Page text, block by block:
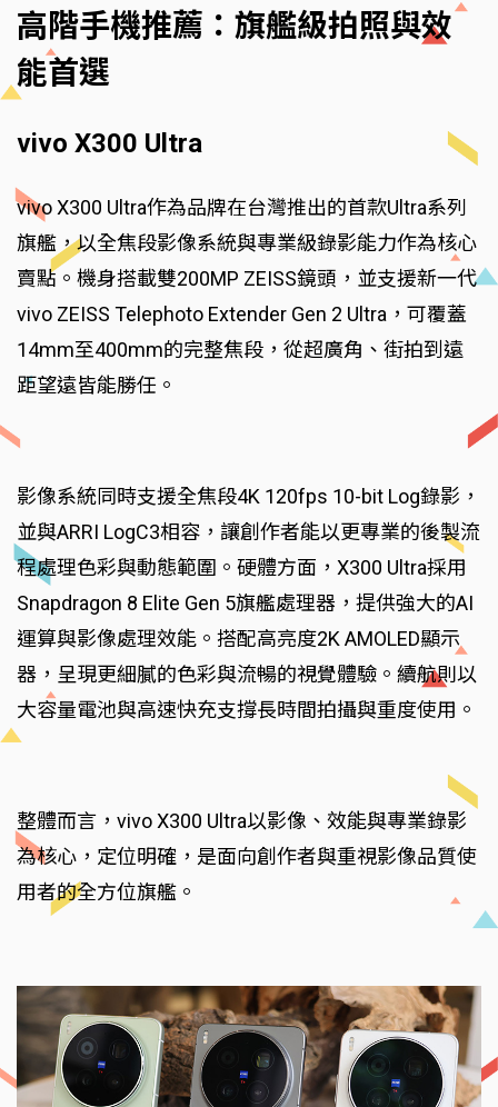
高階手機推薦：旗艦級拍照與效
能首選
vivo X300 Ultra
vivo X300 Ultra作為品牌在台灣推出的首款Ultra系列
旗艦，以全焦段影像系統與專業級錄影能力作為核心
賣點。機身搭載雙200MP ZEISS鏡頭，並支援新一代
vivo ZEISS Telephoto Extender Gen 2 Ultra，可覆蓋
14mm至400mm的完整焦段，從超廣角、街拍到遠
距望遠皆能勝任。
影像系統同時支援全焦段4K 120fps 10-bit Log錄影，
並與ARRI LogC3相容，讓創作者能以更專業的後製流
程處理色彩與動態範圍。硬體方面，X300 Ultra採用
Snapdragon 8 Elite Gen 5旗艦處理器，提供強大的AI
運算與影像處理效能。搭配高亮度2K AMOLED顯示
器，呈現更細膩的色彩與流暢的視覺體驗。續航則以
大容量電池與高速快充支撐長時間拍攝與重度使用。
整體而言，vivo X300 Ultra以影像、效能與專業錄影
為核心，定位明確，是面向創作者與重視影像品質使
用者的全方位旗艦。